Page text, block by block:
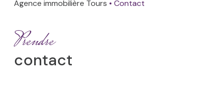
Venez à
rencontre
NOS
AVIS
ACTUALITÉS
Agence immobilière Tours Contact
Prendre
contact